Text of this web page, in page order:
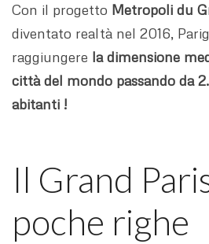
Con il progetto Metropoli du
diventato realtà nel 2016,
raggiungere la dimensione
città del mondo passando da
abitanti !
Il Grand
poche righe